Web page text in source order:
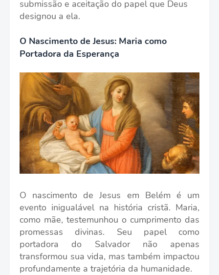
submissão e aceitação do papel que Deus
designou a ela.
O Nascimento de Jesus: Maria como
Portadora da Esperança
O nascimento de Jesus em Belém é um
evento inigualável na história cristã. Maria,
como mãe, testemunhou o cumprimento das
promessas divinas. Seu papel como
portadora do Salvador não apenas
transformou sua vida, mas também impactou
profundamente a trajetória da humanidade.